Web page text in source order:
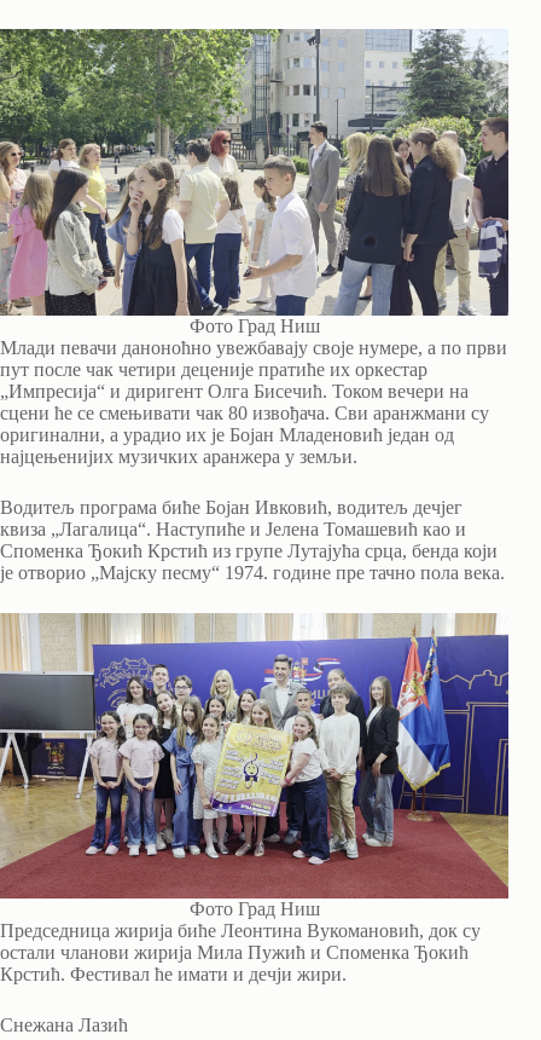
Фото Град Ниш
Млади певачи даноноћно увежбавају своје нумере, а по први
пут после чак четири деценије пратиће их оркестар
„Импресија“ и диригент Олга Бисечић. Током вечери на
сцени ће се смењивати чак 80 извођача. Сви аранжмани су
оригинални, а урадио их је Бојан Младеновић један од
најцењенијих музичких аранжера у земљи.
Водитељ програма биће Бојан Ивковић, водитељ дечјег
квиза „Лагалица“. Наступиће и Јелена Томашевић као и
Споменка Ђокић Крстић из групе Лутајућа срца, бенда који
је отворио „Мајску песму“ 1974. године пре тачно пола века.
Фото Град Ниш
Председница жирија биће Леонтина Вукомановић, док су
остали чланови жирија Мила Пужић и Споменка Ђокић
Крстић. Фестивал ће имати и дечји жири.
Снежана Лазић